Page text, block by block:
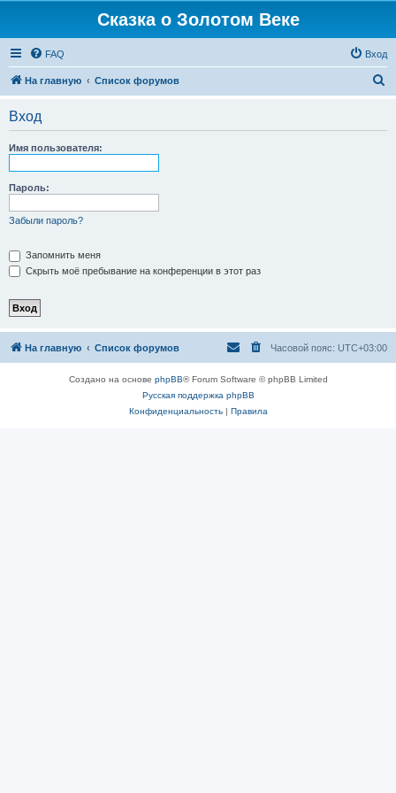
Сказка о Золотом Веке
FAQ Вход
На главную Список форумов
Вход
Имя пользователя:
Пароль:
Забыли пароль?
Запомнить меня
Скрыть моё пребывание на конференции в этот раз
На главную Список форумов Часовой пояс: UTC+03:00
Создано на основе phpBB® Forum Software © phpBB Limited
Русская поддержка phpBB
Конфиденциальность| Правила